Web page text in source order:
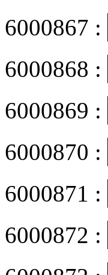
6000867 :
6000868 :
6000869 :
6000870 :
6000871 :
6000872 :